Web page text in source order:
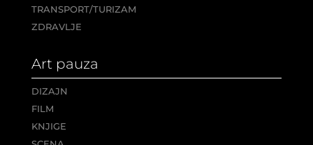
TRANSPORT/TURIZAM
ZDRAVLJE
Art pauza
DIZAJN
FILM
KNJIGE